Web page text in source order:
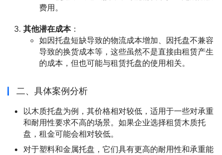
费用。
其他潜在成本：
如因托盘短缺导致的物流成本增加、因托盘不兼容
导致的换货成本等，这些虽然不是直接由租赁产生
的成本，但也可能与租赁托盘的使用相关。
二、具体案例分析
以木质托盘为例，其价格相对较低，适用于一些对承重
和耐用性要求不高的场景。如果企业选择租赁木质托
盘，租金可能会相对较低。
对于塑料和金属托盘，它们具有更高的耐用性和承重能